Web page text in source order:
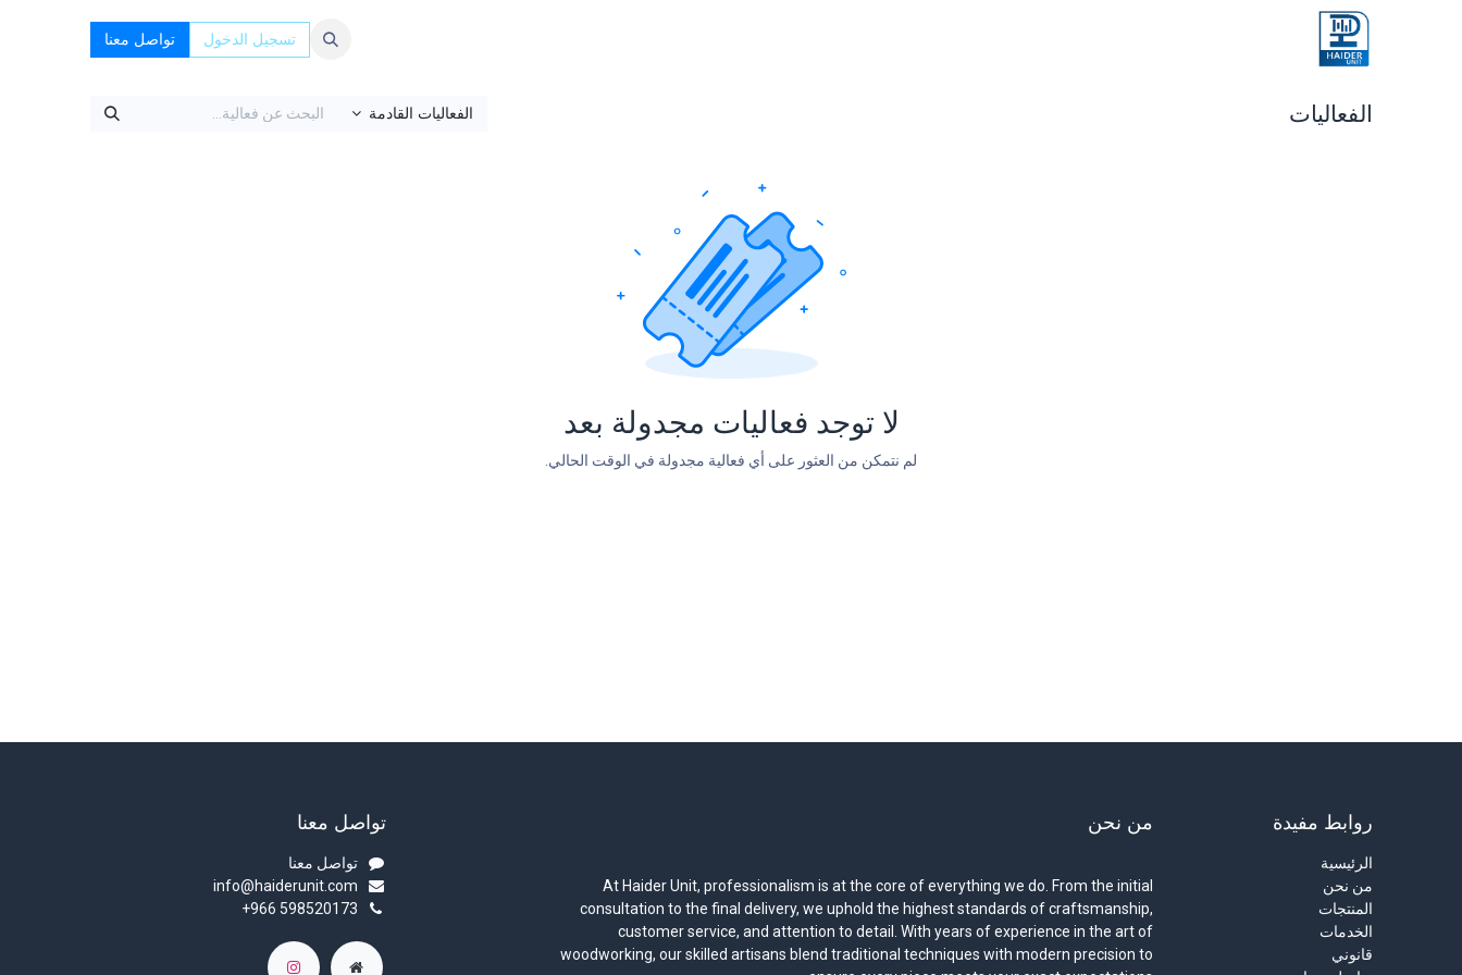
تسجيل الدخول تواصل معنا
الفعاليات الفعاليات القادمة
لا توجد فعاليات مجدولة بعد
لم نتمكن من العثور على أي فعالية مجدولة في الوقت الحالي.
روابط مفيدة
الرئيسية
من نحن
المنتجات
الخدمات
قانوني
من نحن
At Haider Unit, professionalism is at the core of everything we do. From the initial
consultation to the final delivery, we uphold the highest standards of craftsmanship,
customer service, and attention to detail. With years of experience in the art of
woodworking, our skilled artisans blend traditional techniques with modern precision to
تواصل معنا
تواصل معنا
info@haiderunit.com
+966 598520173